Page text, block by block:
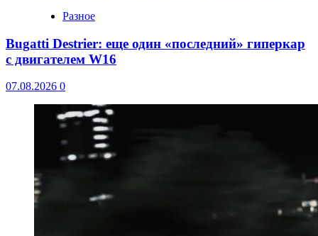
Разное
Bugatti Destrier: еще один «последний» гиперкар
с двигателем W16
07.08.2026 0